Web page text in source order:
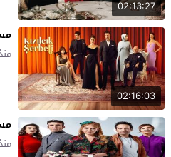
02:13:27
02:16:03
منذ 8
منذ 8